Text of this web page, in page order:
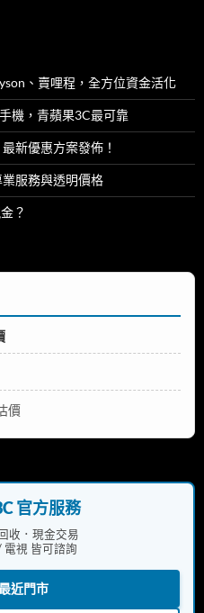
、賣哩程，全方位資金活化
機，青蘋果3C最可靠
新優惠方案發佈！
服務與透明價格
？
價
官方服務
收．現金交易
電視 皆可諮詢
近門市